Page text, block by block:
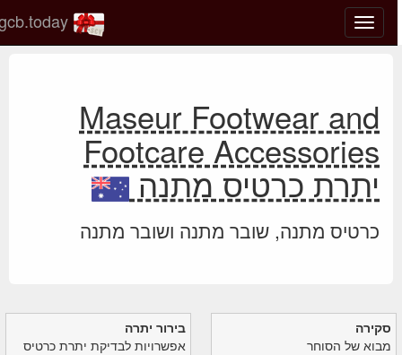
החלף
מצב
gcb.today
Maseur Footwear and
Footcare Accessories
יתרת כרטיס מתנה
כרטיס מתנה, שובר מתנה ושובר מתנה
בירור יתרה
אפשרויות לבדיקת יתרת כרטיס
סקירה
מבוא של הסוחר